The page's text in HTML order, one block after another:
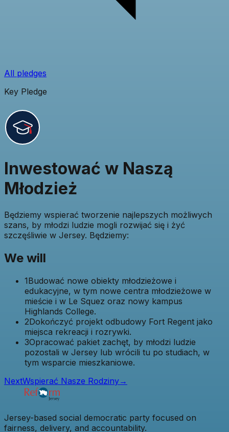
All pledges
Key Pledge
Inwestować w Naszą
Młodzież
Będziemy wspierać tworzenie najlepszych możliwych
szans, by młodzi ludzie mogli rozwijać się i żyć
szczęśliwie w Jersey. Będziemy:
We will
1Budować nowe obiekty młodzieżowe i
edukacyjne, w tym nowe centra młodzieżowe w
mieście i w Le Squez oraz nowy kampus
Highlands College.
2Dokończyć projekt odbudowy Fort Regent jako
miejsca rekreacji i rozrywki.
3Opracować pakiet zachęt, by młodzi ludzie
pozostali w Jersey lub wrócili tu po studiach, w
tym wsparcie mieszkaniowe.
NextWspierać Nasze Rodziny→
Jersey-based social democratic party focused on
fairness, delivery, and accountability.